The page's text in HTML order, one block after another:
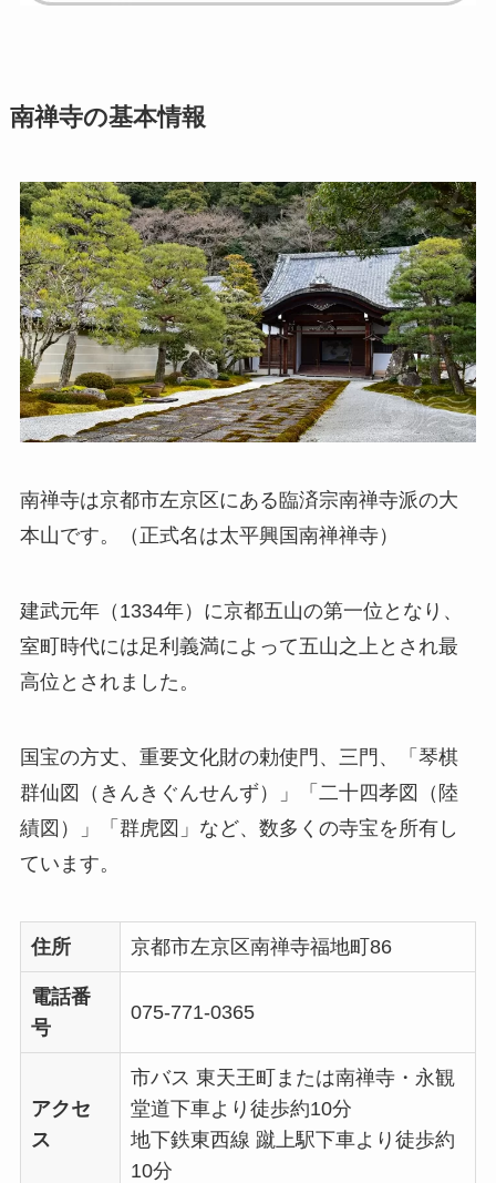
南禅寺の基本情報
南禅寺は京都市左京区にある臨済宗南禅寺派の大
本山です。（正式名は太平興国南禅禅寺）
建武元年（1334年）に京都五山の第一位となり、
室町時代には足利義満によって五山之上とされ最
高位とされました。
国宝の方丈、重要文化財の勅使門、三門、「琴棋
群仙図（きんきぐんせんず）」「二十四孝図（陸
績図）」「群虎図」など、数多くの寺宝を所有し
ています。
住所 京都市左京区南禅寺福地町86
電話番
号
075-771-0365
アクセ
ス
市バス 東天王町または南禅寺・永観
堂道下車より徒歩約10分
地下鉄東西線 蹴上駅下車より徒歩約
10分